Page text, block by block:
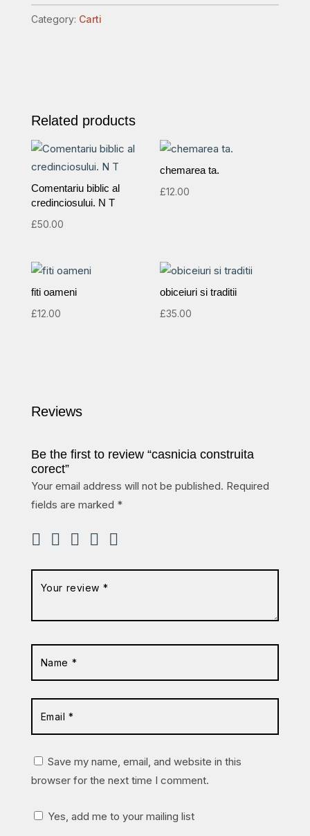
quantity
Category: Carti
Related products
Comentariu biblic al
credinciosului. N T
£50.00
chemarea ta.
£12.00
fiti oameni
£12.00
obiceiuri si traditii
£35.00
Reviews
Be the first to review “casnicia construita
corect”
Your email address will not be published. Required
fields are marked *
Save my name, email, and website in this
browser for the next time I comment.
Yes, add me to your mailing list